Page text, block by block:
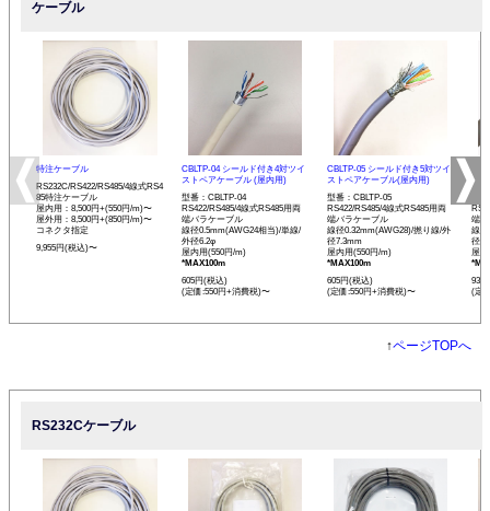
ケーブル
特注ケーブル
RS232C/RS422/RS485/4線式RS4
85特注ケーブル
屋内用：8,500円+(550円/m)〜
屋外用：8,500円+(850円/m)〜
コネクタ指定
9,955円(税込)〜
CBLTP-04 シールド付き4対ツイ
ストペアケーブル (屋内用)
型番：CBLTP-04
RS422/RS485/4線式RS485用両
端バラケーブル
線径0.5mm(AWG24相当)/単線/
外径6.2φ
屋内用(550円/m)
*MAX100m
605円(税込)
(定価:550円+消費税)〜
CBLTP-05 シールド付き5対ツイ
ストペアケーブル(屋内用)
型番：CBLTP-05
RS422/RS485/4線式RS485用両
端バラケーブル
線径0.32mm(AWG28)/撚り線/外
径7.3mm
屋内用(550円/m)
*MAX100m
605円(税込)
(定価:550円+消費税)〜
イ
端
線
径
屋
935
(定
↑ページTOPへ
RS232Cケーブル